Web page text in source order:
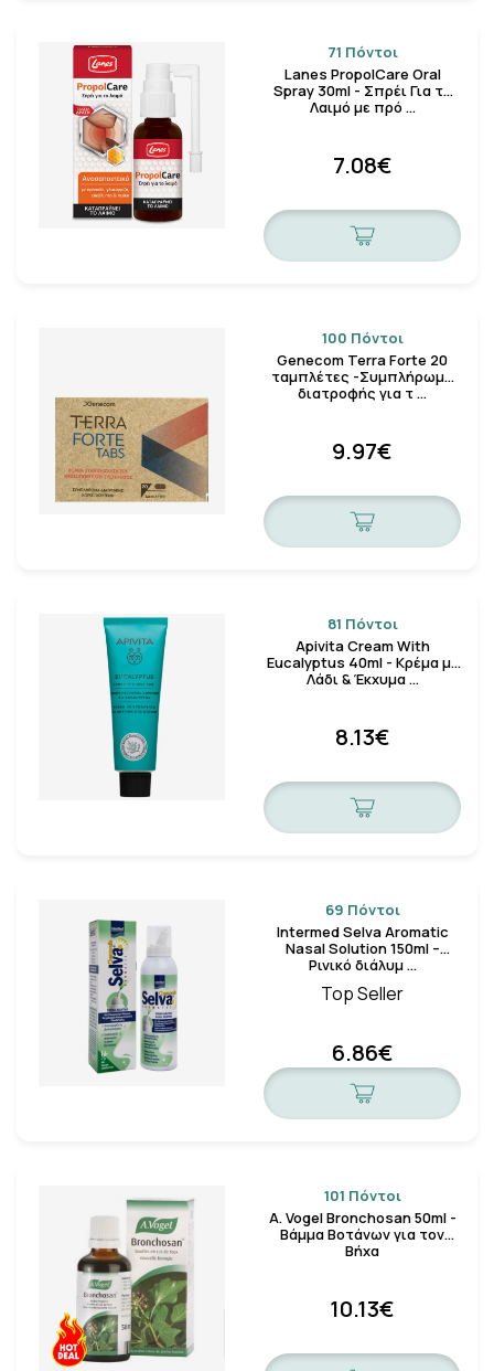
71 Πόντοι
Lanes PropolCare Oral
Spray 30ml - Σπρέι Για το
Λαιμό με πρό …
7.08€
100 Πόντοι
Genecom Terra Forte 20
ταμπλέτες -Συμπλήρωμα
διατροφής για τ …
9.97€
81 Πόντοι
Apivita Cream With
Eucalyptus 40ml - Κρέμα με
Λάδι & Έκχυμα …
8.13€
69 Πόντοι
Intermed Selva Aromatic
Nasal Solution 150ml –
Ρινικό διάλυμ …
Top Seller
6.86€
101 Πόντοι
A. Vogel Bronchosan 50ml -
Βάμμα Βοτάνων για τον
Βήχα
10.13€